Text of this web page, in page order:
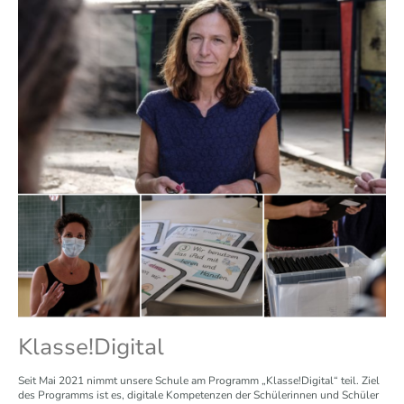
Klasse!Digital
Seit Mai 2021 nimmt unsere Schule am Programm „Klasse!Digital“ teil. Ziel
des Programms ist es, digitale Kompetenzen der Schülerinnen und Schüler